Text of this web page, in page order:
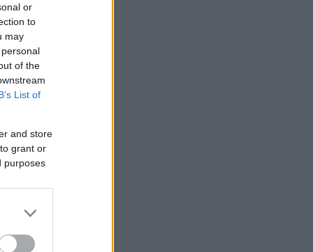
or
to
may
of the
List of
and store
grant or
purposes